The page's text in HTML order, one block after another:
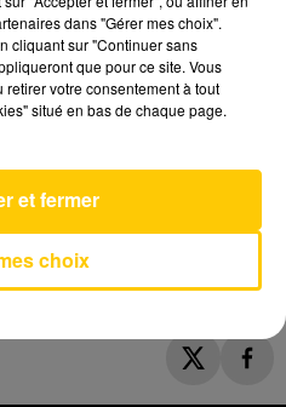
AVEYRON NORD
dans "Gérer mes choix".
cliquant sur "Continuer sans
que pour ce site. Vous
votre consentement à tout
situé en bas de chaque page.
choix
et fermer